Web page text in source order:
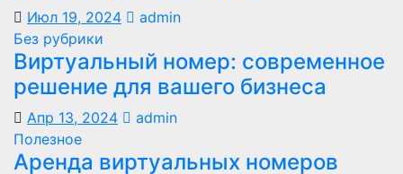
Июл 19, 2024
admin
Без рубрики
Виртуальный номер: современное
решение для вашего бизнеса
Апр 13, 2024
admin
Полезное
Аренда виртуальных номеров